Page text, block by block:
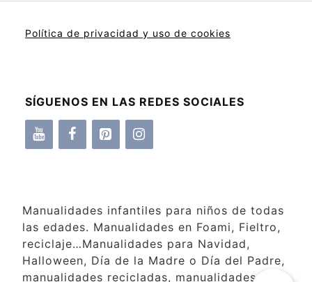
Política de privacidad y uso de cookies
SÍGUENOS EN LAS REDES SOCIALES
Manualidades infantiles para niños de todas
las edades. Manualidades en Foami, Fieltro,
reciclaje…Manualidades para Navidad,
Halloween, Día de la Madre o Día del Padre,
manualidades recicladas, manualidades